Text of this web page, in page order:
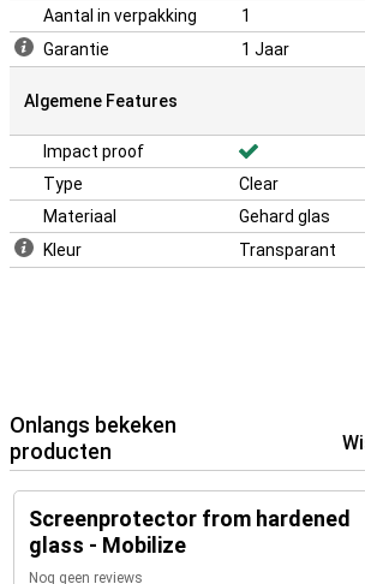
Aantal in verpakking
1
Garantie
1 Jaar
Algemene Features
Impact proof
Type
Clear
Materiaal
Gehard glas
Kleur
Transparant
Onlangs bekeken
producten
Screenprotector from hardened
glass - Mobilize
Nog geen reviews